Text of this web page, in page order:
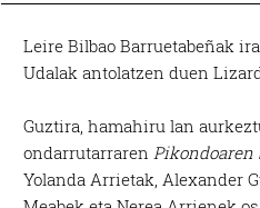
Leire Bilbao Barruetabeñak
Udalak antolatzen duen
Guztira, hamahiru lan
ondarrutarrarenPikondoaren
Yolanda Arrietak, Alexander